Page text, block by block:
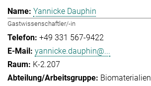
Yannicke Dauphin
Gastwissenschaftler/-in
+49 331 567-9422
yannicke.dauphin@...
K-2.207
Biomaterialien